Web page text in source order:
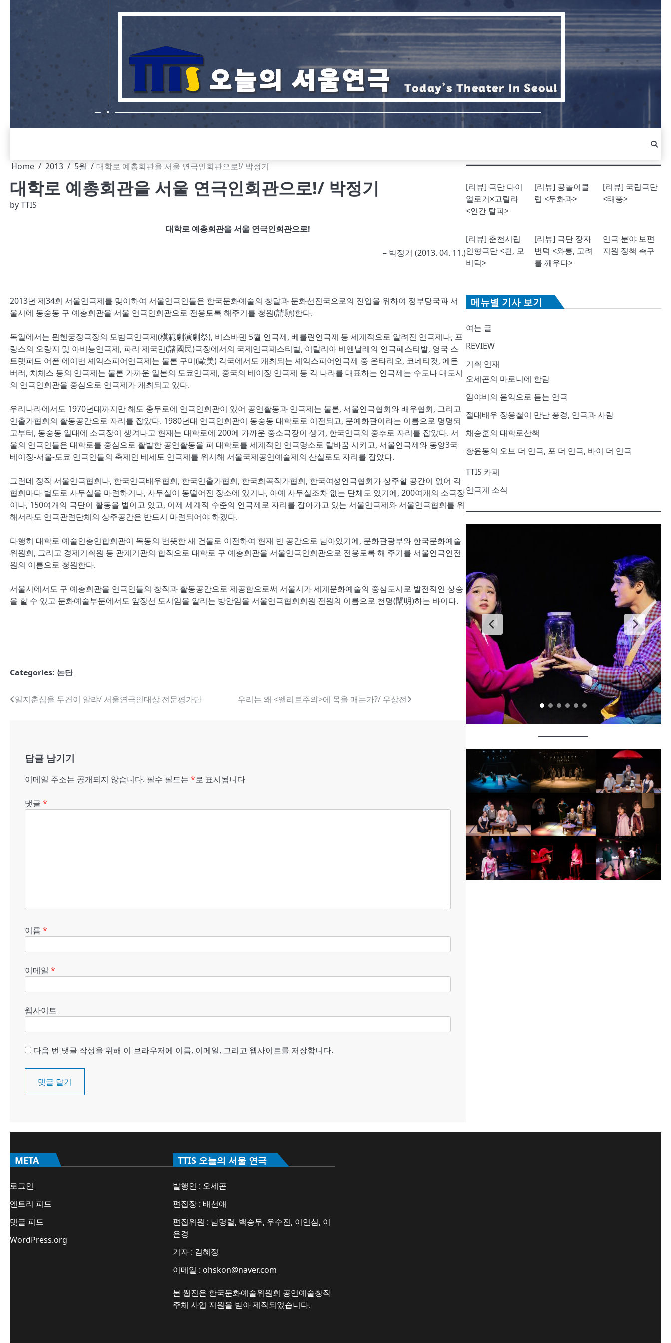
Home 2013 5월 대학로 예총회관을 서울 연극인회관으로!/ 박정기
대학로 예총회관을 서울 연극인회관으로!/ 박정기
byTTIS
대학로 예총회관을 서울 연극인회관으로!
– 박정기 (2013. 04. 11.)
2013년 제34회 서울연극제를 맞이하여 서울연극인들은 한국문화예술의 창달과 문화선진국으로의 진입을 위하여 정부당국과 서
울시에 동숭동 구 예총회관을 서울 연극인회관으로 전용토록 해주기를 청원(請願)한다.
독일에서는 뮌헨궁정극장의 모범극연극제(模範劇演劇祭), 비스바덴 5월 연극제, 베를린연극제 등 세계적으로 알려진 연극제나, 프
랑스의 오랑지 및 아비뇽연극제, 파리 제국민(諸國民)극장에서의 국제연극페스티벌, 이탈리아 비엔날레의 연극페스티발, 영국 스
트랫퍼드 어폰 에이번 셰익스피어연극제는 물론 구미(歐美) 각국에서도 개최되는 셰익스피어연극제 중 온타리오, 코네티컷, 에든
버러, 치체스 등의 연극제는 물론 가까운 일본의 도쿄연극제, 중국의 베이징 연극제 등 각 나라를 대표하는 연극제는 수도나 대도시
의 연극인회관을 중심으로 연극제가 개최되고 있다.
우리나라에서도 1970년대까지만 해도 충무로에 연극인회관이 있어 공연활동과 연극제는 물론, 서울연극협회와 배우협회, 그리고
연출가협회의 활동공간으로 자리를 잡았다. 1980년대 연극인회관이 동숭동 대학로로 이전되고, 문예화관이라는 이름으로 명명되
고부터, 동숭동 일대에 소극장이 생겨나고 현재는 대학로에 200에 가까운 중소극장이 생겨, 한국연극의 중추로 자리를 잡았다. 서
울의 연극인들은 대학로를 중심으로 활발한 공연활동을 펴 대학로를 세계적인 연극명소로 탈바꿈 시키고, 서울연극제와 동양3국
베이징-서울-도쿄 연극인들의 축제인 베세토 연극제를 위시해 서울국제공연예술제의 산실로도 자리를 잡았다.
그런데 정작 서울연극협회나, 한국연극배우협회, 한국연출가협회, 한국희곡작가협회, 한국여성연극협회가 상주할 공간이 없어 각
협회마다 별도로 사무실을 마련하거나, 사무실이 동떨어진 장소에 있거나, 아예 사무실조차 없는 단체도 있기에, 200여개의 소극장
이나, 150여개의 극단이 활동을 벌이고 있고, 이제 세계적 수준의 연극제로 자리를 잡아가고 있는 서울연극제와 서울연극협회를 위
해서라도 연극관련단체의 상주공간은 반드시 마련되어야 하겠다.
다행히 대학로 예술인총연합회관이 목동의 번뜻한 새 건물로 이전하여 현재 빈 공간으로 남아있기에, 문화관광부와 한국문화예술
위원회, 그리고 경제기획원 등 관계기관의 합작으로 대학로 구 예총회관을 서울연극인회관으로 전용토록 해 주기를 서울연극인전
원의 이름으로 청원한다.
서울시에서도 구 예총회관을 연극인들의 창작과 활동공간으로 제공함으로써 서울시가 세계문화예술의 중심도시로 발전적인 상승
을 할 수 있고 문화예술부문에서도 앞장선 도시임을 알리는 방안임을 서울연극협회회원 전원의 이름으로 천명(闡明)하는 바이다.
Categories: 논단
글일지춘심을 두견이 알랴/ 서울연극인대상 전문평가단 우리는 왜 <엘리트주의>에 목을 매는가?/ 우상전
답글 남기기
이메일 주소는 공개되지 않습니다. 필수 필드는 *로 표시됩니다
댓글 *
이름 *
이메일 *
웹사이트
다음 번 댓글 작성을 위해 이 브라우저에 이름, 이메일, 그리고 웹사이트를 저장합니다.
[리뷰] 극단 다이
얼로거×고릴라
<인간 탈피>
[리뷰] 공놀이클
럽 <무화과>
[리뷰] 국립극단
<태풍>
[리뷰] 춘천시립
인형극단 <흰, 모
비딕>
[리뷰] 극단 장자
번덕 <와룡, 고려
를 깨우다>
연극 분야 보편
지원 정책 촉구
메뉴별 기사 보기
여는 글
REVIEW
기획 연재
오세곤의 마로니에 한담
임야비의 음악으로 듣는 연극
절대배우 장용철이 만난 풍경, 연극과 사람
채승훈의 대학로산책
황윤동의 오브 더 연극, 포 더 연극, 바이 더 연극
TTIS 카페
연극계 소식
META
로그인
엔트리 피드
댓글 피드
WordPress.org
TTIS 오늘의 서울 연극
발행인 : 오세곤
편집장 : 배선애
편집위원 : 남명렬, 백승무, 우수진, 이연심, 이
은경
기자 : 김혜정
이메일 : ohskon@naver.com
본 웹진은 한국문화예술위원회 공연예술창작
주체 사업 지원을 받아 제작되었습니다.